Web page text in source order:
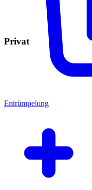
Privat
Entrümpelung